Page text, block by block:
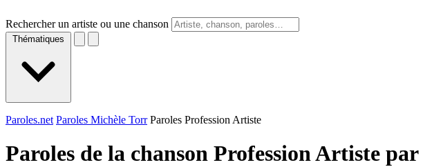
Rechercher un artiste ou une chanson
Thématiques
Paroles.net Paroles Michèle Torr Paroles Profession Artiste
Paroles de la chanson Profession Artiste par